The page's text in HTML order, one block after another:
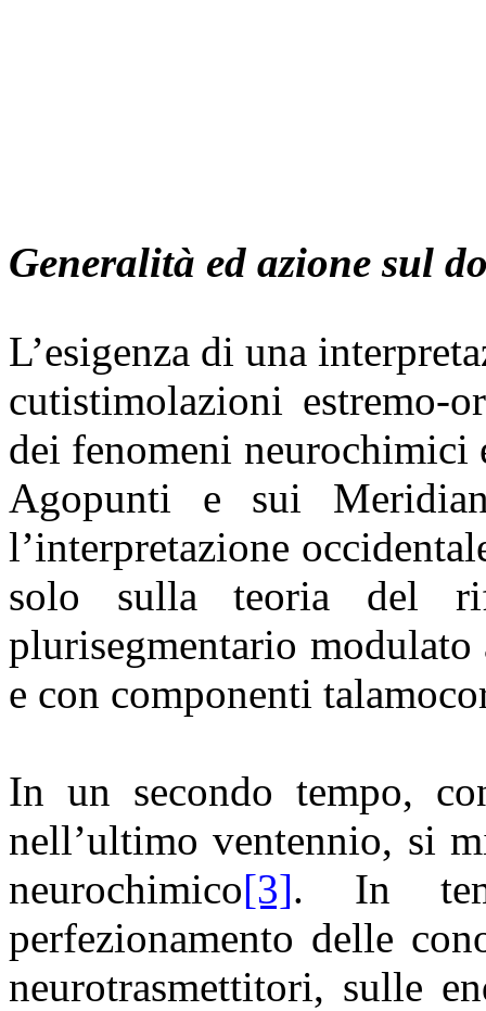
Generalità ed azione sul
L’esigenza di una
cutistimolazioni estremo-
dei fenomeni
Agopunti e sui
l’interpretazione
solo sulla teoria del
plurisegmentario
e con componenti
In un secondo tempo,
nell’ultimo ventennio, si
neurochimico[3]. In
perfezionamento delle
neurotrasmettitori, sulle